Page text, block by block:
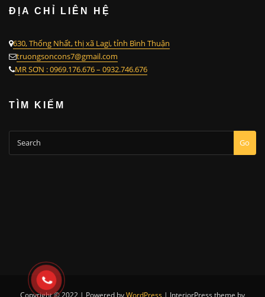
ĐỊA CHỈ LIÊN HỆ
630, Thống Nhất, thị xã Lagi, tỉnh Bình Thuận
truongsoncons7@gmail.com
MR SƠN : 0969.176.676 – 0932.746.676
TÌM KIẾM
Go
Copyright © 2022 | Powered byWordPress | InteriorPress theme by